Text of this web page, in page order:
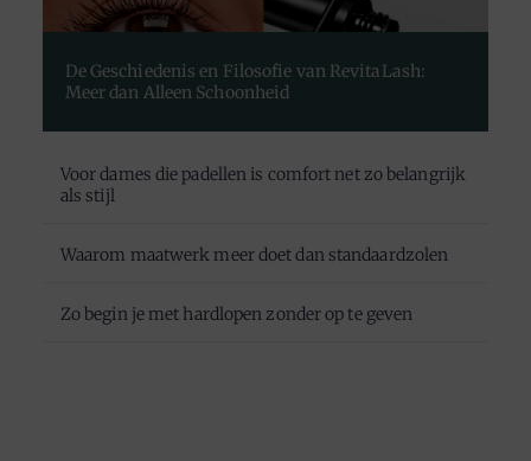
De Geschiedenis en Filosofie van RevitaLash:
Meer dan Alleen Schoonheid
Voor dames die padellen is comfort net zo belangrijk
als stijl
Waarom maatwerk meer doet dan standaardzolen
Zo begin je met hardlopen zonder op te geven